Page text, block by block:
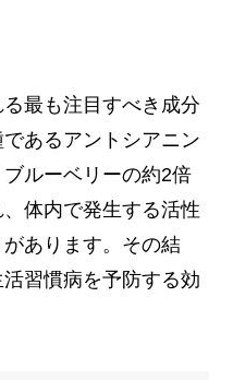
最も注目すべき成分
あるアントシアニン
ルーベリーの約2倍
体内で発生する活性
あります。その結
習慣病を予防する効